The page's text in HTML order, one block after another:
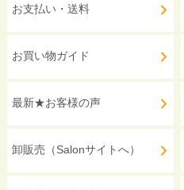
お支払い・送料
お買い物ガイド
最新★お客様の声
卸販売（Salonサイトへ）